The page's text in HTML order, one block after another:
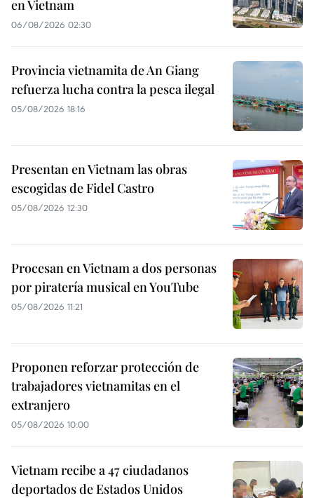
en Vietnam
06/08/2026 02:30
Provincia vietnamita de An Giang
refuerza lucha contra la pesca ilegal
05/08/2026 18:16
Presentan en Vietnam las obras
escogidas de Fidel Castro
05/08/2026 12:30
Procesan en Vietnam a dos personas
por piratería musical en YouTube
05/08/2026 11:21
Proponen reforzar protección de
trabajadores vietnamitas en el
extranjero
05/08/2026 10:00
Vietnam recibe a 47 ciudadanos
deportados de Estados Unidos